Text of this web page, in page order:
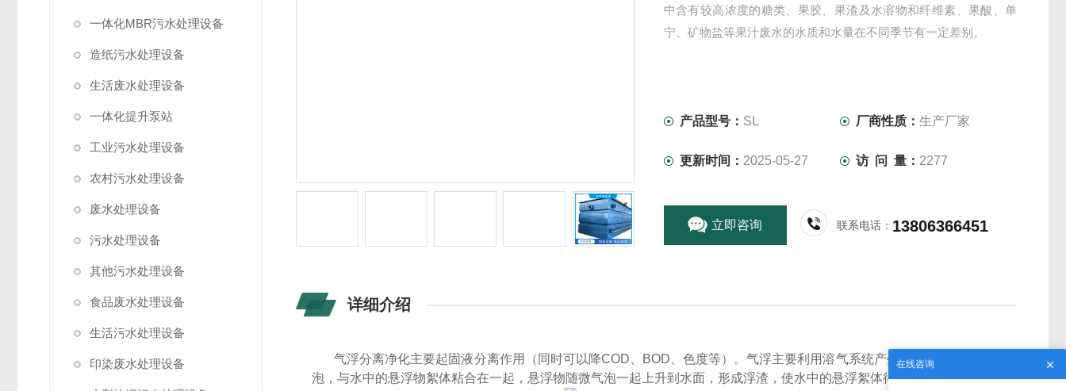
一体化MBR污水处理设备
造纸污水处理设备
生活废水处理设备
一体化提升泵站
工业污水处理设备
农村污水处理设备
废水处理设备
污水处理设备
其他污水处理设备
食品废水处理设备
生活污水处理设备
印染废水处理设备
中含有较高浓度的糖类、果胶、果渣及水溶物和纤维素、果酸、单
宁、矿物盐等果汁废水的水质和水量在不同季节有一定差别。
产品型号： SL 厂商性质：生产厂家
更新时间： 2025-05-27 访 问 量： 2277
立即咨询 联系电话： 13806366451
详细介绍
气浮分离净化主要起固液分离作用（同时可以降COD、BOD、色度等）。气浮主要利用溶气系统产生的溶气水中的微气
泡，与水中的悬浮物絮体粘合在一起，悬浮物随微气泡一起上升到水面，形成浮渣，使水中的悬浮絮体得到去除。
在线咨询